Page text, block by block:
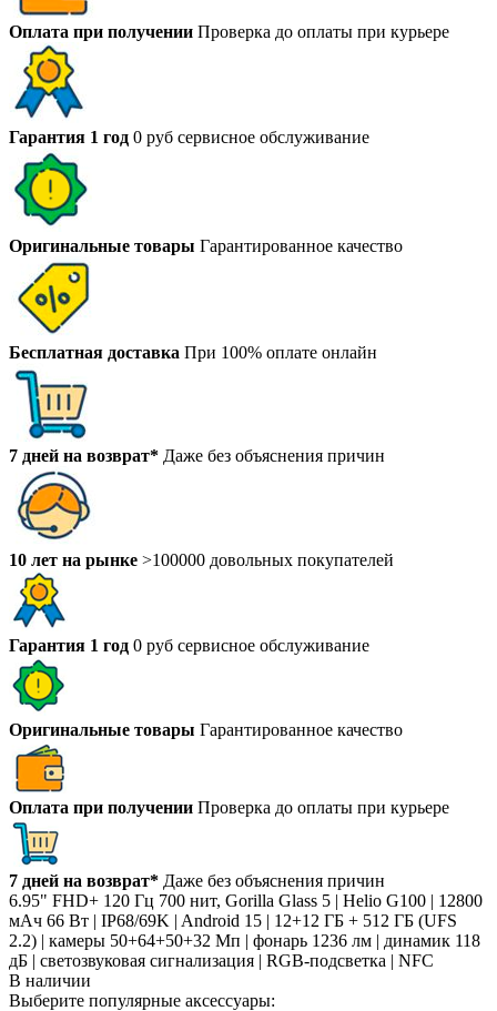
Оплата при получении Проверка до оплаты при курьере
Гарантия 1 год 0 руб сервисное обслуживание
Оригинальные товары Гарантированное качество
Бесплатная доставка При 100% оплате онлайн
7 дней на возврат* Даже без объяснения причин
10 лет на рынке >100000 довольных покупателей
Гарантия 1 год 0 руб сервисное обслуживание
Оригинальные товары Гарантированное качество
Оплата при получении Проверка до оплаты при курьере
7 дней на возврат* Даже без объяснения причин
6.95" FHD+ 120 Гц 700 нит, Gorilla Glass 5 | Helio G100 | 12800
мАч 66 Вт | IP68/69K | Android 15 | 12+12 ГБ + 512 ГБ (UFS
2.2) | камеры 50+64+50+32 Мп | фонарь 1236 лм | динамик 118
дБ | светозвуковая сигнализация | RGB-подсветка | NFC
В наличии
Выберите популярные аксессуары: